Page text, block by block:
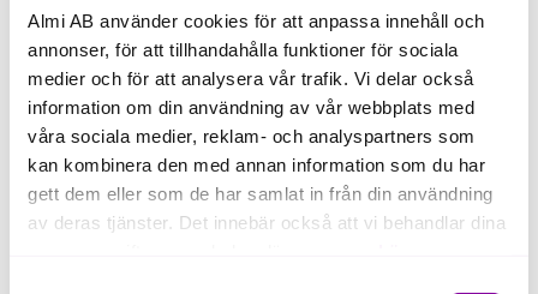
Almi AB använder cookies för att anpassa innehåll och
annonser, för att tillhandahålla funktioner för sociala
medier och för att analysera vår trafik. Vi delar också
information om din användning av vår webbplats med
våra sociala medier, reklam- och analyspartners som
kan kombinera den med annan information som du har
gett dem eller som de har samlat in från din användning
av deras tjänster. Det innebär också att vi behandlar dina